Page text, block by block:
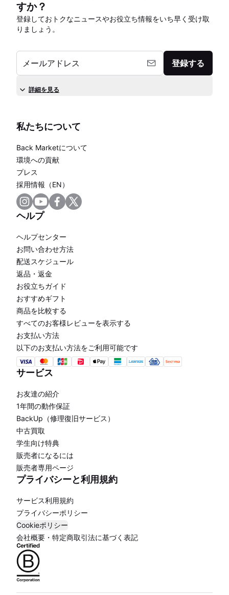
すか？
登録しておトクなニュースやお役立ち情報をいち早く受け取
りましょう。
メールアドレス 登録する
詳細を見る
私たちについて
Back Marketについて
環境への貢献
プレス
採用情報（EN）
ヘルプ
ヘルプセンター
お問い合わせ方法
配送スケジュール
返品・返金
お役立ちガイド
おすすめギフト
商品を比較する
すべてのお客様レビューを表示する
お支払い方法
以下のお支払い方法をご利用可能です
サービス
お友達の紹介
1年間の動作保証
BackUp（修理復旧サービス）
中古買取
学生向け特典
販売者になるには
販売者専用ページ
プライバシーと利用規約
サービス利用規約
プライバシーポリシー
Cookieポリシー
会社概要・特定商取引法に基づく表記